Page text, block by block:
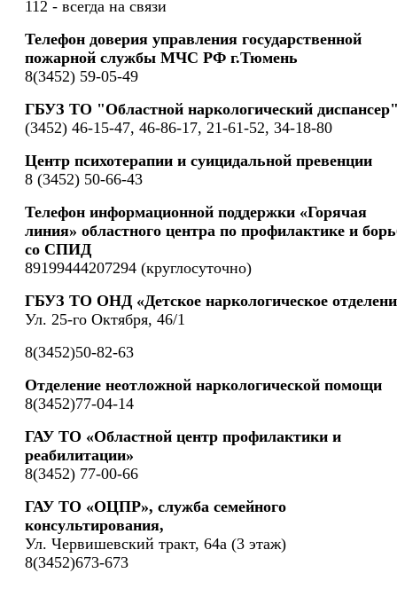
112 - всегда на связи
Телефон доверия управления государственной
пожарной службы МЧС РФ г.Тюмень
8(3452) 59-05-49
ГБУЗ ТО "Областной наркологический
(3452) 46-15-47, 46-86-17, 21-61-52, 34-18-80
Центр психотерапии и суицидальной превенции
8 (3452) 50-66-43
Телефон информационной поддержки «Горячая
линия» областного центра по профилактике и
со СПИД
89199444207294 (круглосуточно)
ГБУЗ ТО ОНД «Детское наркологическое
Ул. 25-го Октября, 46/1
8(3452)50-82-63
Отделение неотложной наркологической помощи
8(3452)77-04-14
ГАУ ТО «Областной центр профилактики и
реабилитации»
8(3452) 77-00-66
ГАУ ТО «ОЦПР», служба семейного
консультирования,
Ул. Червишевский тракт, 64а (3 этаж)
8(3452)673-673